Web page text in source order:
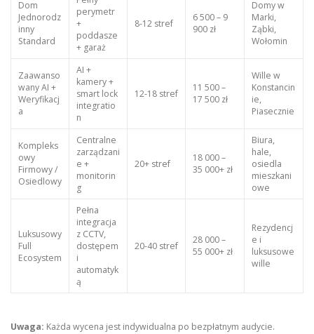
Dom
Jednorodz
inny
Standard
perymetr
+
poddasze
+ garaż
8-12 stref
6 500 – 9
900 zł
Domy w
Marki,
Ząbki,
Wołomin
Zaawanso
wany AI +
Weryfikacj
a
AI +
kamery +
smart lock
integratio
n
12-18 stref
11 500 –
17 500 zł
Wille w
Konstancin
ie,
Piasecznie
Kompleks
owy
Firmowy /
Osiedlowy
Centralne
zarządzani
e +
monitorin
g
20+ stref
18 000 –
35 000+ zł
Biura,
hale,
osiedla
mieszkani
owe
Luksusowy
Full
Ecosystem
Pełna
integracja
z CCTV,
dostępem
i
automatyk
ą
20-40 stref
28 000 –
55 000+ zł
Rezydencj
e i
luksusowe
wille
Uwaga: Każda wycena jest indywidualna po bezpłatnym audycie.